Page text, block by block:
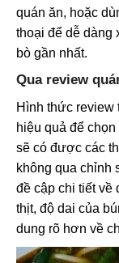
quán ăn, hoặc
thoại để dễ dàng
bò gần nhất.
Qua review
Hình thức review
hiệu quả để
sẽ có được các
không qua chỉnh
đề cập chi tiết về
thịt, độ dai của
dung rõ hơn về